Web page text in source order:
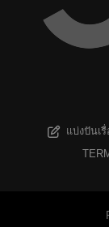
แบ่งปันเรื่